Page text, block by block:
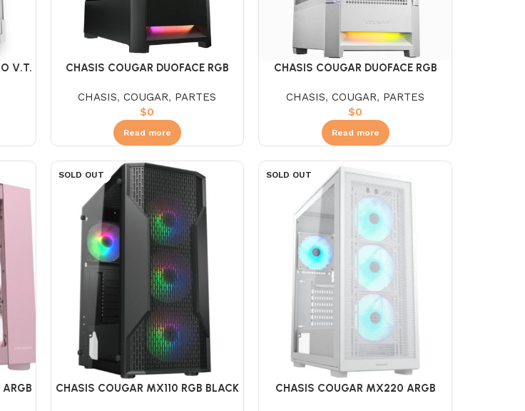
V.T.
CHASIS COUGAR DUOFACE RGB
CHASIS,COUGAR, PARTES
$0
Read more
CHASIS COUGAR DUOFACE RGB
CHASIS,COUGAR, PARTES
$0
Read more
SOLD OUT
CHASIS COUGAR MX110 RGB BLACK
SOLD OUT
CHASIS COUGAR MX220 ARGB